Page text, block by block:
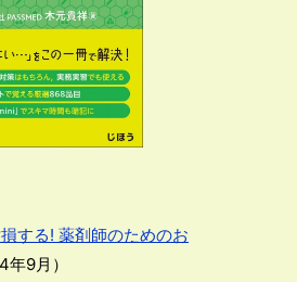
する! 薬剤師のためのお
年9月）